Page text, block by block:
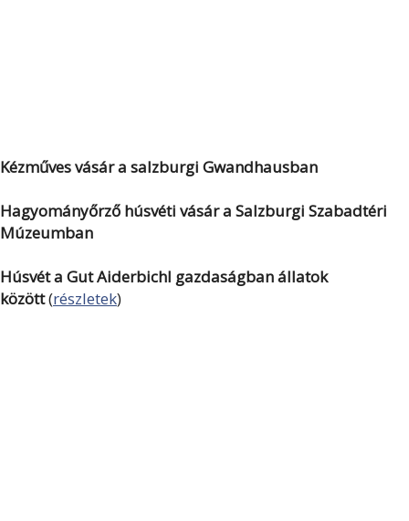
Kézműves vásár a salzburgi Gwandhausban
Hagyományőrző húsvéti vásár a Salzburgi Szabadtéri
Múzeumban
Húsvét a Gut Aiderbichl gazdaságban állatok
között(részletek)